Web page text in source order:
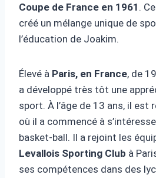
Coupe de France en 1961 .
créé un mélange unique de
l’éducation de Joakim.
Élevé à Paris, en France, de
a développé très tôt une
sport. À l’âge de 13 ans, il est
où il a commencé à
basket-ball. Il a rejoint les
Levallois Sporting Club à
ses compétences dans des